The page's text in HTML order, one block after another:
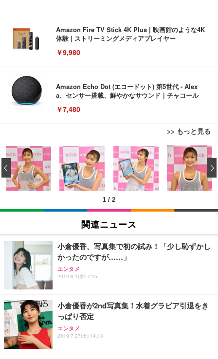
Amazon Fire TV Stick 4K Plus | 映画館のような4K
体験 | ストリーミングメディアプレイヤー
￥9,980
Amazon Echo Dot (エコードット) 第5世代 - Alex
a、センサー搭載、鮮やかなサウンド｜チャコール
￥7,480
>> もっと見る
[EdoErgo] オフィスチェア 椅子 テレワーク 疲れな
い 跳ね上げ式アームレスト コンパクト 約105度ロッ
キング pc 事務椅子 360度回転 座面昇降 強化ナイロ
ン樹脂ベース 通気性メッシュ 在宅ワーク H-WY01
(黒網+黒枠+黒足)
￥5,699
SIHOO B100 オフィスチェア／デスクチェア メッシ
ュチェア 人間工学 疲れない ブラック
￥27,999
Sezlife オフィスチェア デスクチェア 疲れない テレ
ワーク チェア 強化バックレスト 30度ロッキング機
能 人間工学 椅子 腰サポート 90度跳ね上げ式アーム
務用 おしゃれ パソコンチェア (ブラック)
Sezlife オフィスチェア デスクチェア 疲れない テレ
ワーク チェア 強化バックレスト 30度ロッキング機
能 人間工学 椅子 腰サポート 90度跳ね上げ式アーム
EIZO ビジネス向けプレミアムモニター | FlexScan
EV3240X-WT | 31.5型4K UHD・USB Type-C・ホワ
イト
￥105,595
EIZO ビジネス向けプレミアムモニター | FlexScan
￥109,572
【純正品】27"ゲーミングモニター DualSense 充電
フック付き（CFI-ZDM1J）
【整備済み品】Dell E2724HS 27インチ 液晶モニタ
ー フルHD（1920×1080）VA 非光沢 HDMI/DisplayP
ort/VGA スピーカー内蔵 高さ調整 スイベル VESA対
Amazonベーシック ペットシーツ 薄型 レギュラー 1
回使い捨て 無香料 ホワイト 300枚
￥3,373
Amazonベーシック ペットシーツ 厚型 ワイド 42枚
x2袋(84枚) ホワイト(吸収面:ライトブルー)
￥3,234
ネオ・ルーライフ ネオ・オムツ L 中型犬用 26枚入
り 単品
Smart Basic(スマートベーシック) 【Amazon.co.jp
限定】 Smart Basic アイリスオーヤマ ペットシーツ
超厚型 お徳用 ワイド 100枚入 (x 1) (ケース販売)
1 / 2
‹
関連ニュース
小倉優香、写真集で初の試み！「少し恥ずかし
かったのですが……」
エンタメ
2019.8.1(木) 7:25
小倉優香が2nd写真集！水着グラビア引退をき
っぱり否定
エンタメ
2019.7.27(土) 14:13